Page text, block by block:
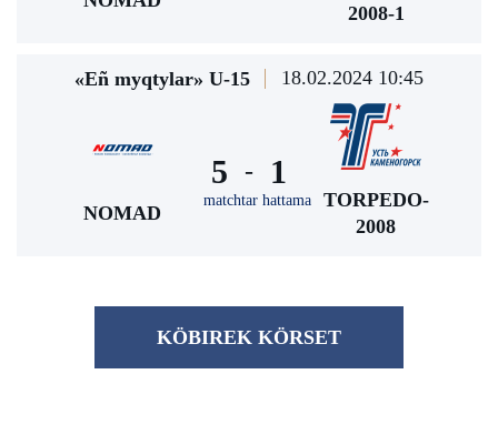
2008-1
«Eñ myqtylar» U-15 18.02.2024 10:45
NOMAD
5 -
matchtar hattama
1
TORPEDO-
2008
KÖBІREK KÖRSET